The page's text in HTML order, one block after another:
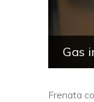
Gas
Frenata